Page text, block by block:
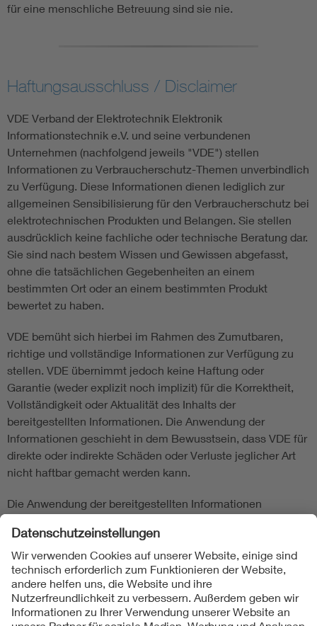
für eine menschliche Betreuung sind sie nie.
Haftungsausschluss / Disclaimer
VDE Verband der Elektrotechnik Elektronik
Informationstechnik e.V. und seine verbundenen
Unternehmen (nachfolgend jeweils "VDE") stellen
Informationen zu Verbraucherschutz-Themen unverbindlich
zu Verfügung. Diese Informationen dienen lediglich zur
allgemeinen Sensibilisierung für den Verbraucherschutz bei
elektrotechnischen Produkten und Belangen. Sie stellen
ausdrücklich keine fachliche oder technische Beratung dar.
Sie sind nach bestem Wissen und Gewissen abgefasst,
ohne die tatsächlichen Gegebenheiten an einem
bestimmten Ort oder an einem bestimmten Produkt
bewertet zu haben.
VDE bemüht sich hierbei im Rahmen des Zumutbaren,
richtige und vollständige Informationen zur Verfügung zu
stellen. VDE übernimmt jedoch keine Haftung oder
Garantie (weder explizit noch implizit) für die Korrektheit,
Vollständigkeit oder Aktualität des Inhalts der
bereitgestellten Informationen. Die Anwendung der
Informationen geschieht in dem Bewusstsein, dass VDE für
direkte oder indirekte Schäden oder Verluste jeglicher Art
nicht haftbar gemacht werden kann.
Die Anwendung der bereitgestellten Informationen
eigenes Handeln und geschieht damit auf eigene Gefahr.
Produkt-/Modellspezifische Herstellerangaben sollen
unbedingt eingehalten werden.